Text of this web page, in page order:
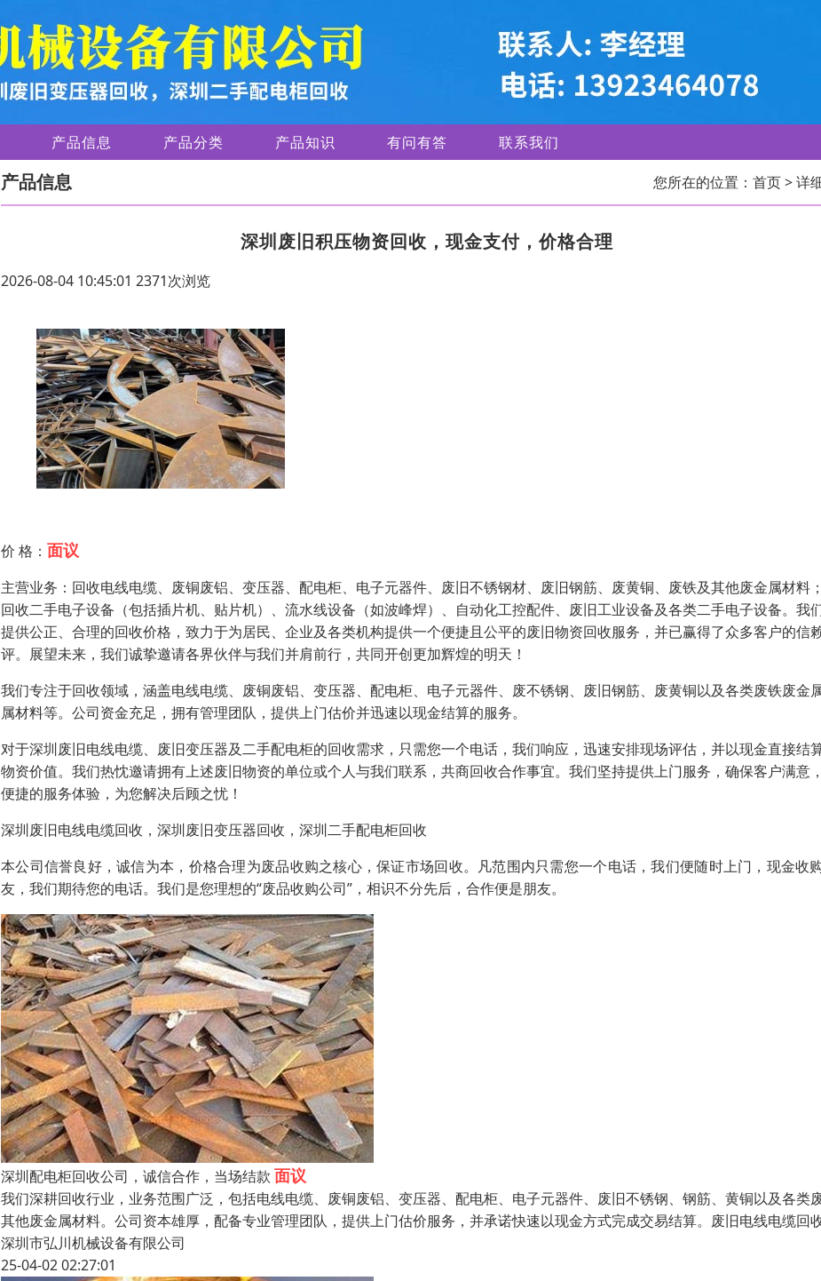
产品信息 产品分类 产品知识 有问有答 联系我们
产品信息 您所在的位置： 首页> 详
深圳废旧积压物资回收，现金支付，价格合理
2026-08-04 10:45:01 2371次浏览
价 格： 面议
主营业务：回收电线电缆、废铜废铝、变压器、配电柜、电子元器件、废旧不锈钢材、废旧钢筋、废黄铜、废铁及其他废金属材料
回收二手电子设备（包括插片机、贴片机）、流水线设备（如波峰焊）、自动化工控配件、废旧工业设备及各类二手电子设备。我
提供公正、合理的回收价格，致力于为居民、企业及各类机构提供一个便捷且公平的废旧物资回收服务，并已赢得了众多客户的信
评。展望未来，我们诚挚邀请各界伙伴与我们并肩前行，共同开创更加辉煌的明天！
我们专注于回收领域，涵盖电线电缆、废铜废铝、变压器、配电柜、电子元器件、废不锈钢、废旧钢筋、废黄铜以及各类废铁废金
属材料等。公司资金充足，拥有管理团队，提供上门估价并迅速以现金结算的服务。
对于深圳废旧电线电缆、废旧变压器及二手配电柜的回收需求，只需您一个电话，我们响应，迅速安排现场评估，并以现金直接结
物资价值。我们热忱邀请拥有上述废旧物资的单位或个人与我们联系，共商回收合作事宜。我们坚持提供上门服务，确保客户满意
便捷的服务体验，为您解决后顾之忧！
深圳废旧电线电缆回收，深圳废旧变压器回收，深圳二手配电柜回收
本公司信誉良好，诚信为本，价格合理为废品收购之核心，保证市场回收。凡范围内只需您一个电话，我们便随时上门，现金收
友，我们期待您的电话。我们是您理想的“废品收购公司”，相识不分先后，合作便是朋友。
深圳配电柜回收公司，诚信合作，当场结款 面议
我们深耕回收行业，业务范围广泛，包括电线电缆、废铜废铝、变压器、配电柜、电子元器件、废旧不锈钢、钢筋、黄铜以及各类
其他废金属材料。公司资本雄厚，配备专业管理团队，提供上门估价服务，并承诺快速以现金方式完成交易结算。废旧电线电缆回
深圳市弘川机械设备有限公司
25-04-02 02:27:01